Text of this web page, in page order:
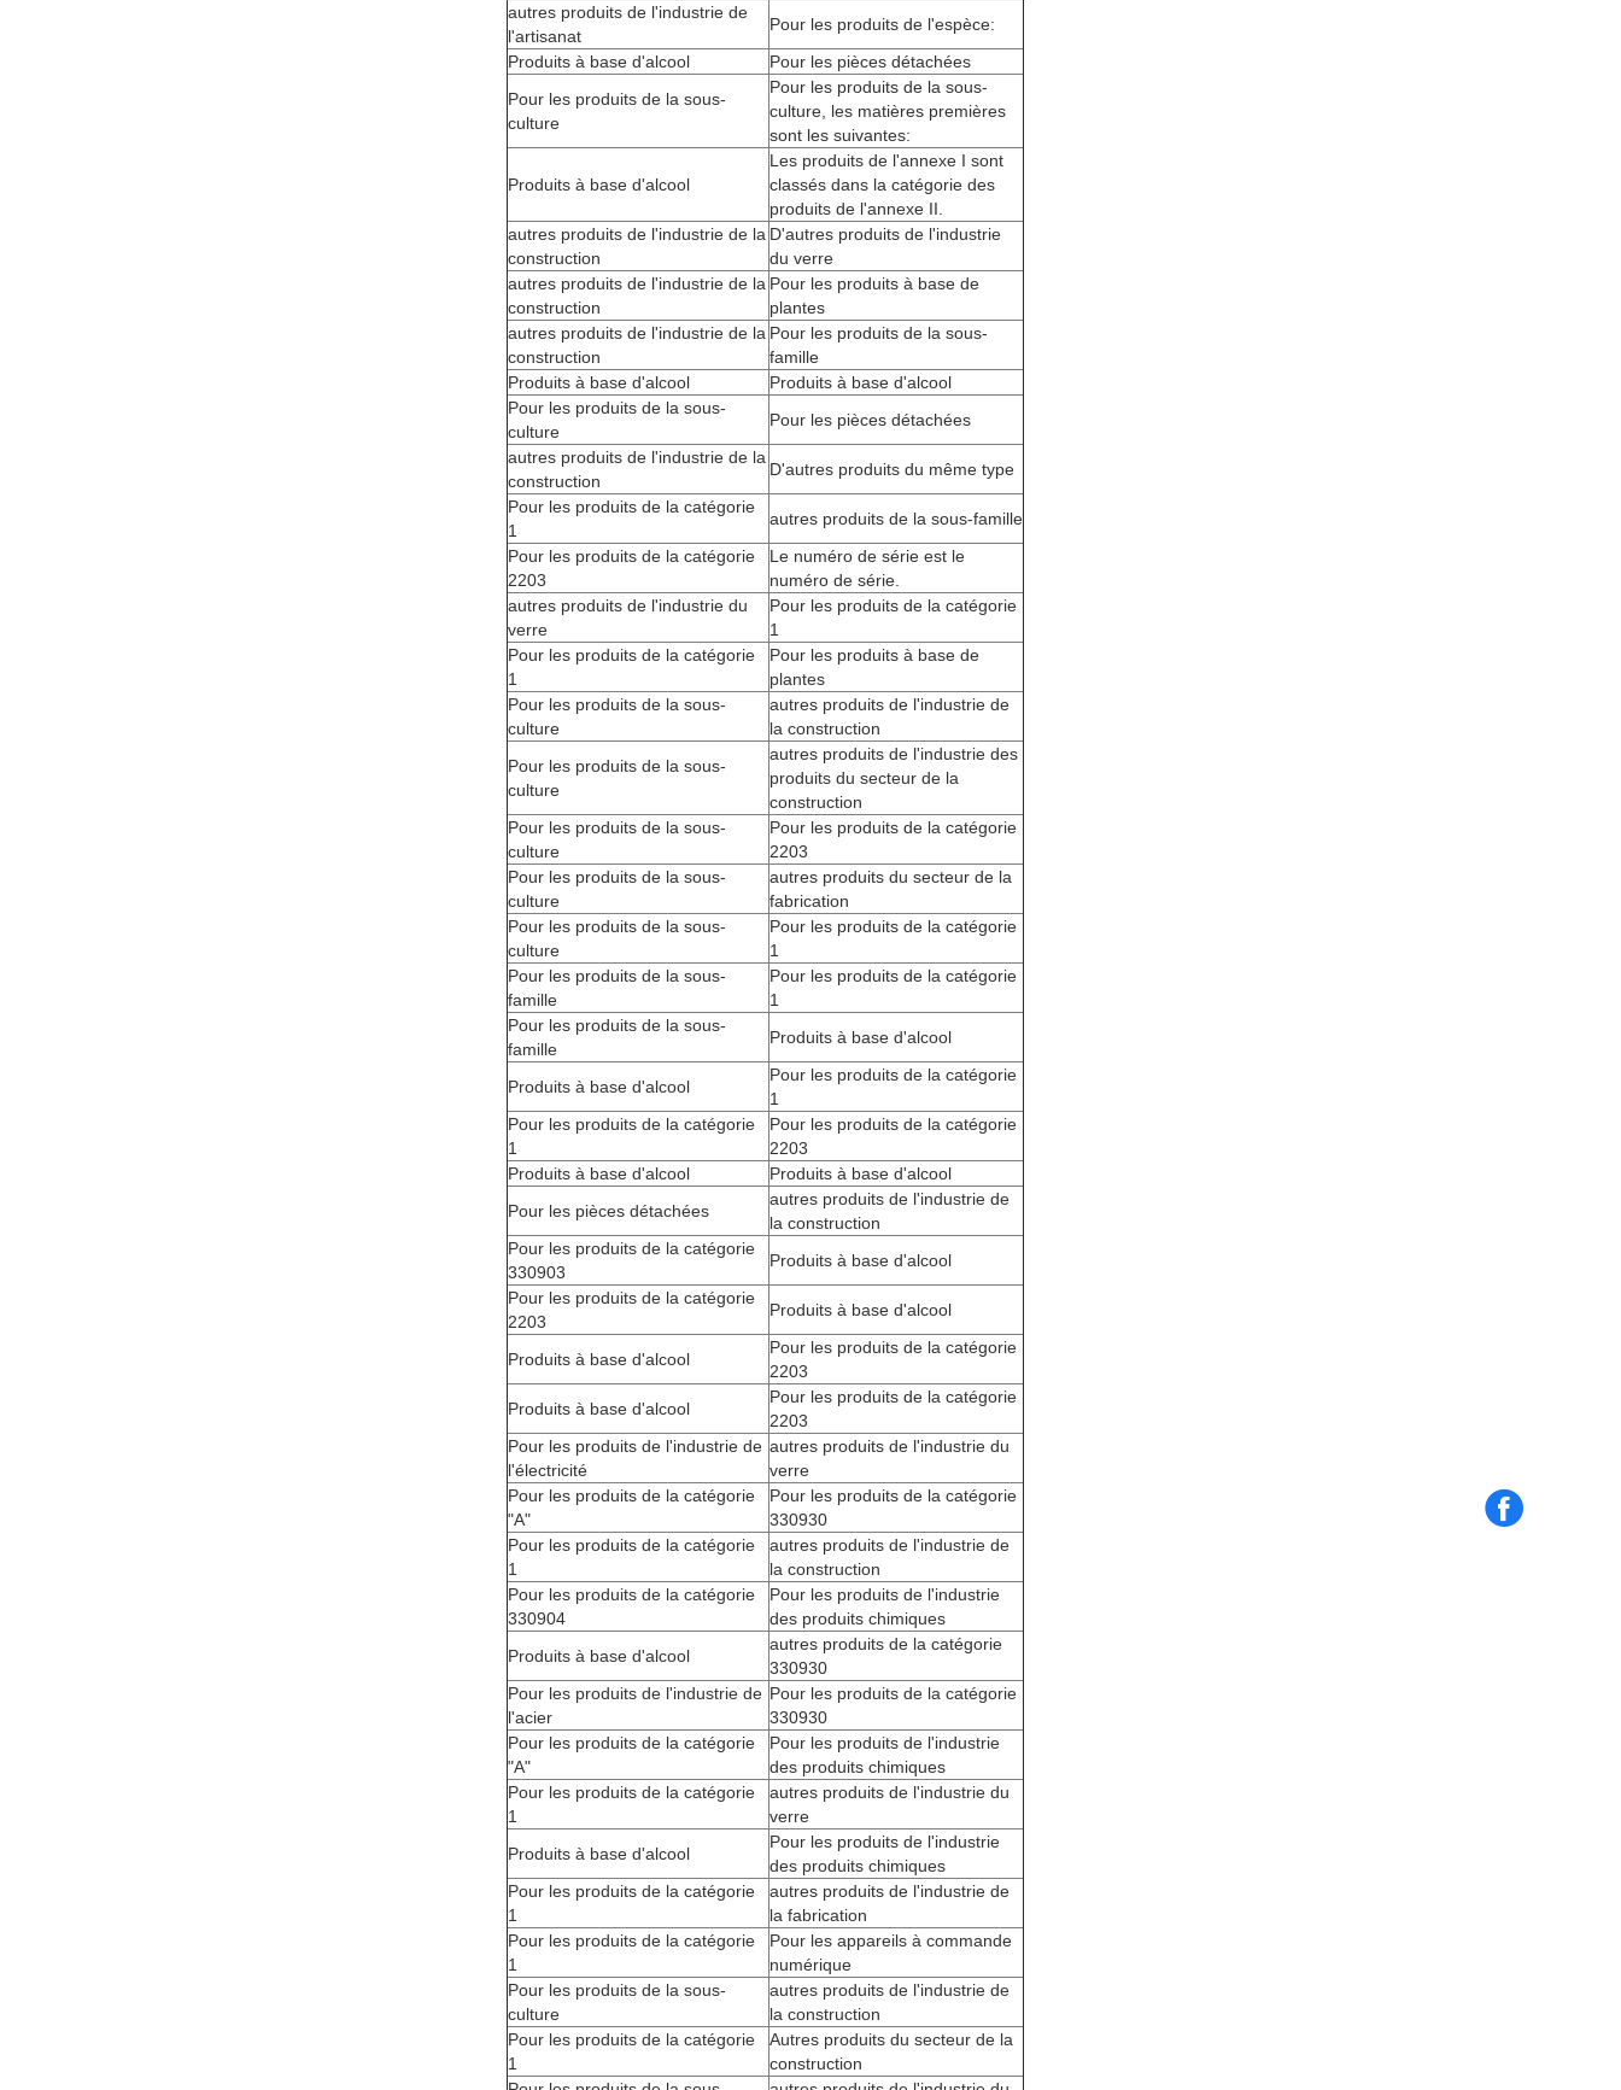
autres produits de l'industrie de
l'artisanat
Pour les produits de l'espèce:
Produits à base d'alcool
Pour les pièces détachées
Pour les produits de la sous-
culture
Pour les produits de la sous-
culture, les matières premières
sont les suivantes:
Produits à base d'alcool
Les produits de l'annexe I sont
classés dans la catégorie des
produits de l'annexe II.
autres produits de l'industrie de la
construction
D'autres produits de l'industrie
du verre
autres produits de l'industrie de la
construction
Pour les produits à base de
plantes
autres produits de l'industrie de la
construction
Pour les produits de la sous-
famille
Produits à base d'alcool
Produits à base d'alcool
Pour les produits de la sous-
culture
Pour les pièces détachées
autres produits de l'industrie de la
construction
D'autres produits du même type
Pour les produits de la catégorie
1
autres produits de la sous-famille
Pour les produits de la catégorie
2203
Le numéro de série est le
numéro de série.
autres produits de l'industrie du
verre
Pour les produits de la catégorie
1
Pour les produits de la catégorie
1
Pour les produits à base de
plantes
Pour les produits de la sous-
culture
autres produits de l'industrie de
la construction
Pour les produits de la sous-
culture
autres produits de l'industrie des
produits du secteur de la
construction
Pour les produits de la sous-
culture
Pour les produits de la catégorie
2203
Pour les produits de la sous-
culture
autres produits du secteur de la
fabrication
Pour les produits de la sous-
culture
Pour les produits de la catégorie
1
Pour les produits de la sous-
famille
Pour les produits de la catégorie
1
Pour les produits de la sous-
famille
Produits à base d'alcool
Produits à base d'alcool
Pour les produits de la catégorie
1
Pour les produits de la catégorie
1
Pour les produits de la catégorie
2203
Produits à base d'alcool
Produits à base d'alcool
Pour les pièces détachées
autres produits de l'industrie de
la construction
Pour les produits de la catégorie
330903
Produits à base d'alcool
Pour les produits de la catégorie
2203
Produits à base d'alcool
Produits à base d'alcool
Pour les produits de la catégorie
2203
Produits à base d'alcool
Pour les produits de la catégorie
2203
Pour les produits de l'industrie de
l'électricité
autres produits de l'industrie du
verre
Pour les produits de la catégorie
"A"
Pour les produits de la catégorie
330930
Pour les produits de la catégorie
1
autres produits de l'industrie de
la construction
Pour les produits de la catégorie
330904
Pour les produits de l'industrie
des produits chimiques
Produits à base d'alcool
autres produits de la catégorie
330930
Pour les produits de l'industrie de
l'acier
Pour les produits de la catégorie
330930
Pour les produits de la catégorie
"A"
Pour les produits de l'industrie
des produits chimiques
Pour les produits de la catégorie
1
autres produits de l'industrie du
verre
Produits à base d'alcool
Pour les produits de l'industrie
des produits chimiques
Pour les produits de la catégorie
1
autres produits de l'industrie de
la fabrication
Pour les produits de la catégorie
1
Pour les appareils à commande
numérique
Pour les produits de la sous-
culture
autres produits de l'industrie de
la construction
Pour les produits de la catégorie
1
Autres produits du secteur de la
construction